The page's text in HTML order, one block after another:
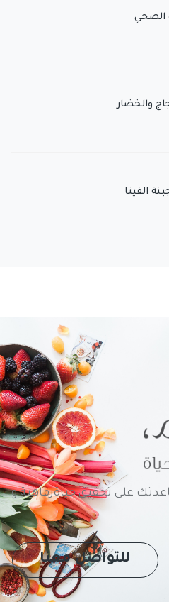
الصحي
والخضار
الفيتا
على تحقيق حياةرفاهية و
للتواصل معنا